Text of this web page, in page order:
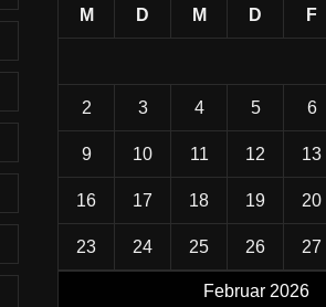
Februar 2026
M D M D F
2 3 4 5 6
9 10 11 12 13
16 17 18 19 20
23 24 25 26 27